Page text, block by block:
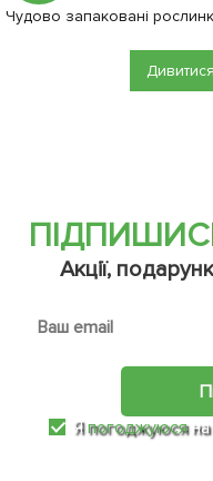
Чудово запаковані
Акції,
Япогоджуюся